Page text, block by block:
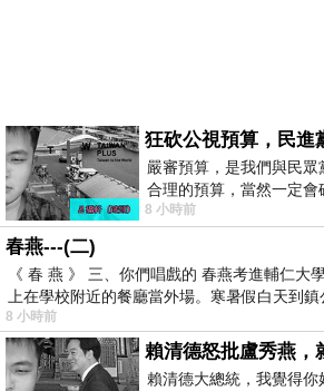
狂砍公視預算，民進
嚴審預算，是我們與民
合理的預算，當然一定
要編列公視和Taiwan plus
8 小時前
春燕---(二)
《 春 燕 》 三、你們唱戲的 春燕考進輔仁大
上在學校附近的餐廳當外場。寒暑假白天到
8 小時前
賴清德怒批盧秀燕，
賴清德大總統，我覺得